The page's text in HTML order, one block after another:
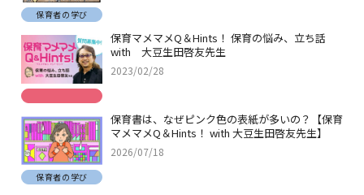
保育者の学び
保育マメマメQ＆Hints！ 保育の悩み、立ち話
with 大豆生田啓友先生
2023/02/28
保育書は、なぜピンク色の表紙が多いの？【保育
マメマメQ＆Hints！ with 大豆生田啓友先生】
2026/07/18
保育者の学び